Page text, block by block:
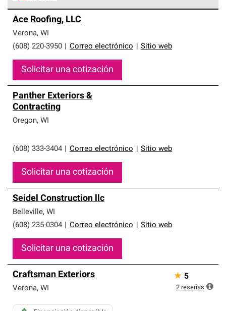
parte de una red exclusiva de profesionales de techos
que cumplen con altos estándares y requisitos estrictos
de profesionalismo y confiabilidad.
Ace Roofing, LLC
Verona, WI
(608) 220-3950
Correo electrónico Sitio web
Solicitar una cotización
Panther Exteriors &
Contracting
Oregon, WI
(608) 333-3404 Correo electrónico Sitio web
Solicitar una cotización
Seidel Construction llc
Belleville, WI
(608) 235-0304
Correo electrónico Sitio web
Solicitar una cotización
Craftsman Exteriors
Verona, WI
★ 5
2 reseñas